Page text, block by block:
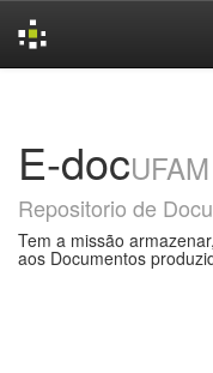
E-docUFAM
Repositorio de
Tem a missão
aos Documentos